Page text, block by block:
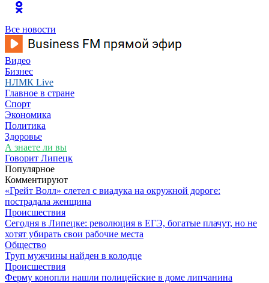
Все новости
Видео
Бизнес
НЛМК Live
Главное в стране
Спорт
Экономика
Политика
Здоровье
А знаете ли вы
Говорит Липецк
Популярное
Комментируют
«Грейт Волл» слетел с виадука на окружной дороге:
пострадала женщина
Происшествия
Сегодня в Липецке: революция в ЕГЭ, богатые плачут, но не
хотят убирать свои рабочие места
Общество
Труп мужчины найден в колодце
Происшествия
Ферму конопли нашли полицейские в доме липчанина